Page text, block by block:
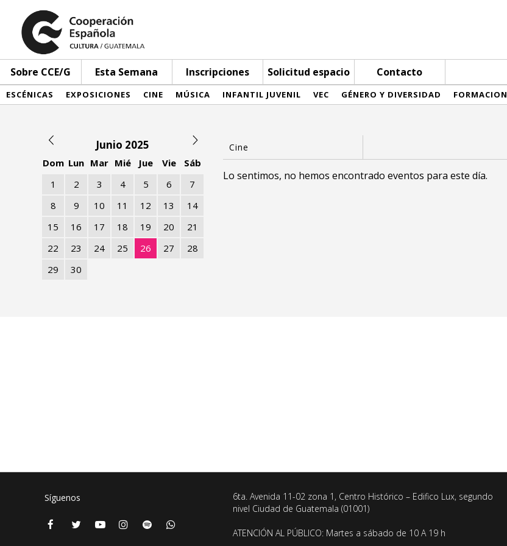
Sobre CCE/G Esta Semana Inscripciones Solicitud espacio Contacto
ESCÉNICAS EXPOSICIONES CINE MÚSICA INFANTIL JUVENIL VEC GÉNERO Y DIVERSIDAD FORMACION
Junio 2025
Dom Lun Mar Mié Jue Vie
Sáb
1
2 3 4 5 6
7
8
9 10 11 12 13
14
15
16 17 18 19 20
21
22
23 24 25 26 27
28
29
30
Lo sentimos, no hemos encontrado eventos para este día.
Síguenos
6ta. Avenida 11-02 zona 1, Centro Histórico – Edifico Lux, segundo
nivel Ciudad de Guatemala (01001)
ATENCIÓN AL PÚBLICO: Martes a sábado de 10 A 19 h